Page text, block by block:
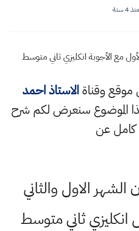
منذ 4 سنة
مع الأجوبة انكليزي ثاني متوسط
موقع وقناةالاستاذ احمد
الموضوع سنعرض لكم شرح
كامل عن
الشهر الاول والثاني
انكليزي ثاني متوسط